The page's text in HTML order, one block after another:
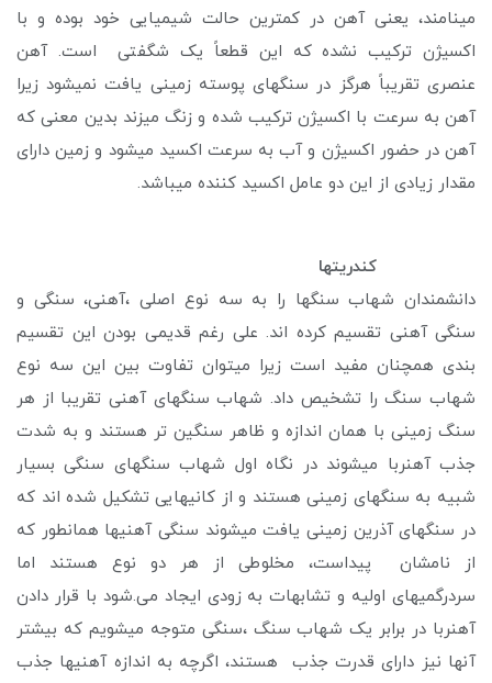
مینامند، یعنی آهن در کمترین حالت شیمیایی خود بوده و با
اکسیژن ترکیب نشده که این قطعاً یک شگفتی است. آهن
عنصری تقریباً هرگز در سنگهای پوسته زمینی یافت نمیشود زیرا
آهن به سرعت با اکسیژن ترکیب شده و زنگ میزند بدین معنی که
آهن در حضور اکسیژن و آب به سرعت اکسید میشود و زمین دارای
مقدار زیادی از این دو عامل اکسید کننده میباشد.
کندریتها
دانشمندان شهاب سنگها را به سه نوع اصلی ،آهنی، سنگی و
سنگی آهنی تقسیم کرده اند. علی رغم قدیمی بودن این تقسیم
بندی همچنان مفید است زیرا میتوان تفاوت بین این سه نوع
شهاب سنگ را تشخیص داد. شهاب سنگهای آهنی تقریبا از هر
سنگ زمینی با همان اندازه و ظاهر سنگین تر هستند و به شدت
جذب آهنربا میشوند در نگاه اول شهاب سنگهای سنگی بسیار
شبیه به سنگهای زمینی هستند و از کانیهایی تشکیل شده اند که
در سنگهای آذرین زمینی یافت میشوند سنگی آهنیها همانطور که
از نامشان پیداست، مخلوطی از هر دو نوع هستند اما
سردرگمیهای اولیه و تشابهات به زودی ایجاد می.شود با قرار دادن
آهنربا در برابر یک شهاب سنگ ،سنگی متوجه میشویم که بیشتر
آنها نیز دارای قدرت جذب هستند، اگرچه به اندازه آهنیها جذب